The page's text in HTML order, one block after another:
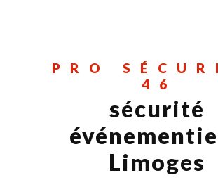
PRO
46
sécurité
Limoges